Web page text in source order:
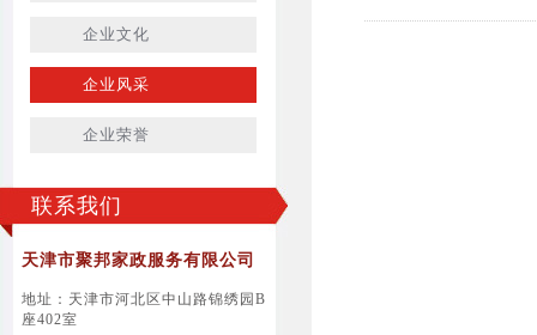
企业文化
企业风采
企业荣誉
联系我们
天津市聚邦家政服务有限公司
地址：天津市河北区中山路锦绣园B
座402室